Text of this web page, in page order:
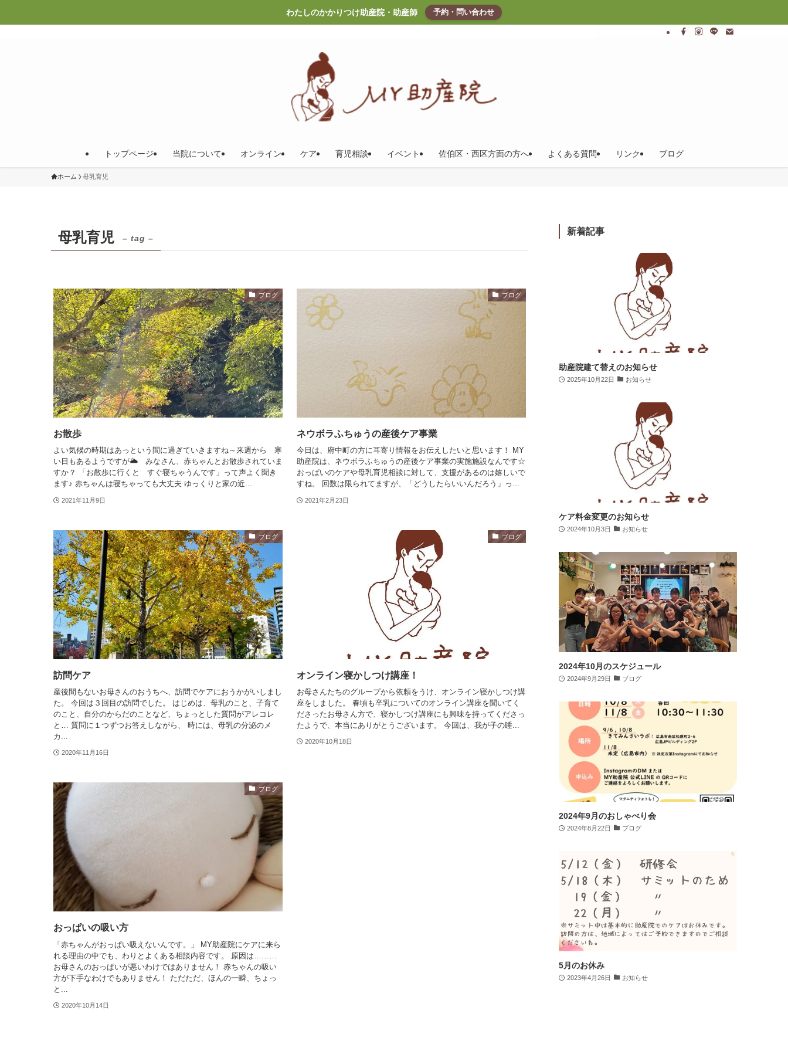
わたしのかかりつけ助産院・助産師 予約・問い合わせ
トップページ 当院について オンライン ケア 育児相談 イベント 佐伯区・西区方面の方へ よくある質問 リンク ブログ
ホーム 母乳育児
母乳育児 – tag –
ブログ
お散歩
よい気候の時期はあっという間に過ぎていきますね～来週から 寒
い日もあるようですが🌥 みなさん、赤ちゃんとお散歩されていま
すか？ 「お散歩に行くと すぐ寝ちゃうんです」って声よく聞き
ます♪ 赤ちゃんは寝ちゃっても大丈夫 ゆっくりと家の近...
2021年11月9日
ブログ
ネウボラふちゅうの産後ケア事業
今日は、府中町の方に耳寄り情報をお伝えしたいと思います！ MY
助産院は、ネウボラふちゅうの産後ケア事業の実施施設なんです☆
おっぱいのケアや母乳育児相談に対して、支援があるのは嬉しいで
すね。 回数は限られてますが、「どうしたらいいんだろう」っ...
2021年2月23日
ブログ
訪問ケア
産後間もないお母さんのおうちへ、訪問でケアにおうかがいしまし
た。 今回は３回目の訪問でした。 はじめは、母乳のこと、子育て
のこと、自分のからだのことなど、ちょっとした質問がアレコレ
と… 質問に１つずつお答えしながら、 時には、母乳の分泌のメ
カ...
2020年11月16日
ブログ
オンライン寝かしつけ講座！
お母さんたちのグループから依頼をうけ、オンライン寝かしつけ講
座をしました。 春頃も卒乳についてのオンライン講座を聞いてく
ださったお母さん方で、寝かしつけ講座にも興味を持ってくださっ
たようで、本当にありがとうございます。 今回は、我が子の睡...
2020年10月18日
ブログ
おっぱいの吸い方
「赤ちゃんがおっぱい吸えないんです。」 MY助産院にケアに来ら
れる理由の中でも、わりとよくある相談内容です。 原因は………
お母さんのおっぱいが悪いわけではありません！ 赤ちゃんの吸い
方が下手なわけでもありません！ ただただ、ほんの一瞬、ちょっ
と...
2020年10月14日
新着記事
助産院建て替えのお知らせ
2025年10月22日 お知らせ
ケア料金変更のお知らせ
2024年10月3日 お知らせ
2024年10月のスケジュール
2024年9月29日 ブログ
2024年9月のおしゃべり会
2024年8月22日 ブログ
5月のお休み
2023年4月26日 お知らせ